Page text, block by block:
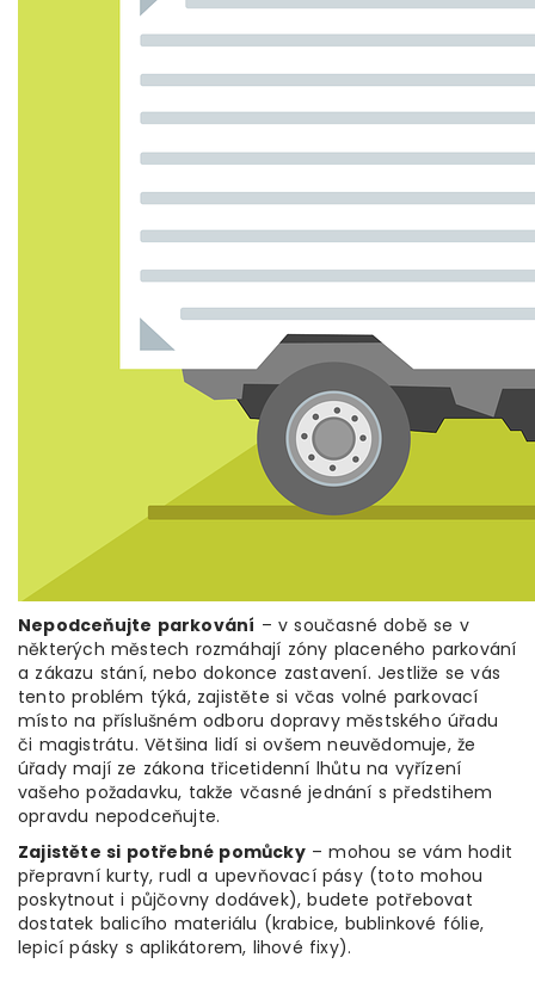
Nepodceňujte parkování – v současné době se v
některých městech rozmáhají zóny placeného parkování
a zákazu stání, nebo dokonce zastavení. Jestliže se vás
tento problém týká, zajistěte si včas volné parkovací
místo na příslušném odboru dopravy městského úřadu
či magistrátu. Většina lidí si ovšem neuvědomuje, že
úřady mají ze zákona třicetidenní lhůtu na vyřízení
vašeho požadavku, takže včasné jednání s předstihem
opravdu nepodceňujte.
Zajistěte si potřebné pomůcky– mohou se vám hodit
přepravní kurty, rudl a upevňovací pásy (toto mohou
poskytnout i půjčovny dodávek), budete potřebovat
dostatek balicího materiálu (krabice, bublinkové fólie,
lepicí pásky s aplikátorem, lihové fixy).